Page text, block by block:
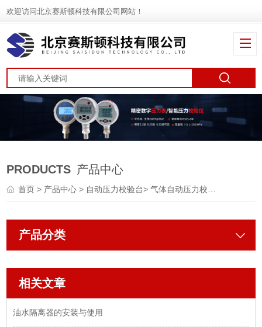
欢迎访问北京赛斯顿科技有限公司网站！
PRODUCTS 产品中心
首页> 产品中心> 自动压力校验台>气体自动压力校验台
产品分类
相关文章
油水隔离器的安装与使用